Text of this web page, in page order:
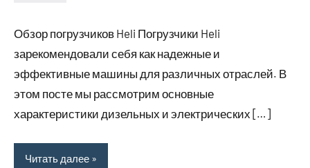
Обзор погрузчиков Heli Погрузчики Heli
зарекомендовали себя как надежные и
эффективные машины для различных отраслей. В
этом посте мы рассмотрим основные
характеристики дизельных и электрических […]
Читать далее